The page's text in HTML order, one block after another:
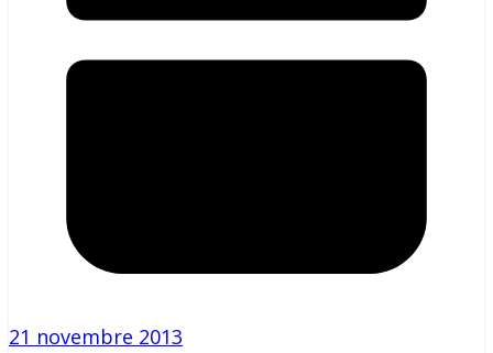
21 novembre 2013